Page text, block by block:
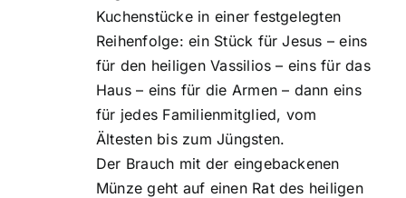
Kuchenstücke in einer festgelegten
Reihenfolge: ein Stück für Jesus – eins
für den heiligen Vassilios – eins für das
Haus – eins für die Armen – dann eins
für jedes Familienmitglied, vom
Ältesten bis zum Jüngsten.
Der Brauch mit der eingebackenen
Münze geht auf einen Rat des heiligen